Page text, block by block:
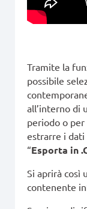
Tramite la
possibile
all’interno di
periodo o
estrarre i dati
“Esporta in
Si aprirà così
contenente